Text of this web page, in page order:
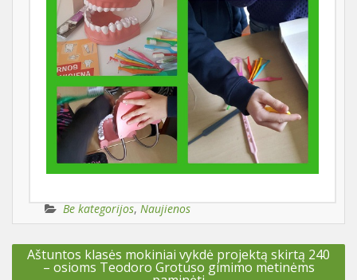
Be kategorijos, Naujienos
Navigacija
tarpAštuntos klasės mokiniai vykdė projektą skirtą 240
– osioms Teodoro Grotuso gimimo metinėms